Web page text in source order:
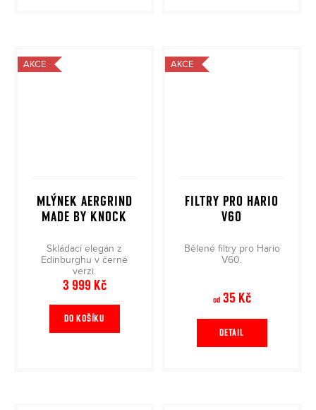
AKCE
MLÝNEK AERGRIND
MADE BY KNOCK
Skládací elegán z
Edinburghu v černé
verzi.
3 999 Kč
DO KOŠÍKU
AKCE
FILTRY PRO HARIO
V60
Bělené filtry pro Hario
V60.
od35 Kč
DETAIL